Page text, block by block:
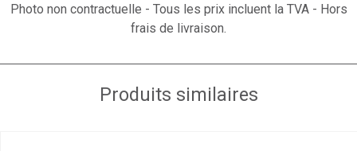
Photo non contractuelle - Tous les prix incluent la TVA - Hors
frais de livraison.
Produits similaires